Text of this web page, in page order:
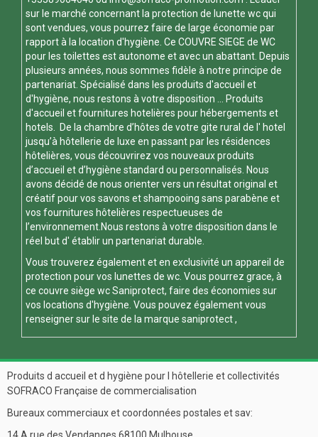
sur le marché concernant la protection de lunette wc qui
sont vendues, vous pourrez faire de large économie par
rapport à la location d'hygiène. Ce COUVRE SIEGE de WC
pour les toilettes est autonome et avec un abattant. Depuis
plusieurs années, nous sommes fidèle à notre principe de
partenariat. Spécialisé dans les produits d'accueil et
d'hygiène, nous restons à votre disposition ... Produits
d'accueil et fournitures hotelières pour hébergements et
hotels. De la chambre d’hôtes de votre gite rural de l' hotel
jusqu’à hôtellerie de luxe en passant par les résidences
hôtelières, vous découvrirez vos nouveaux produits
d’accueil et d’hygiène standard ou personnalisés. Nous
avons décidé de nous orienter vers un résultat original et
créatif pour vos savons et shampooing sans parabène et
vos fournitures hôtelières respectueuses de
l’environnement.Nous restons à votre disposition dans le
réel but d' établir un partenariat durable.
Vous trouverez également et en exclusivité un appareil de
protection pour vos lunettes de wc . Vous pourrez grace, à
ce couvre siège wcSaniprotect, faire des économies sur
vos locations d'hygiène. Vous pouvez également vous
renseigner sur le site de la marque saniprotect,
Produits d accueil et d hygiène pour l hôtellerie et collectivités
SOFRACO Française de commercialisation
Bureaux commerciaux et coordonnées postales et sav: